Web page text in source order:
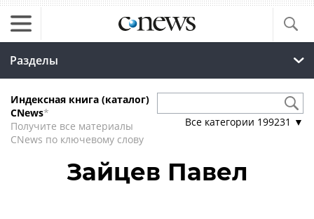
Разделы
Индексная книга (каталог)
CNews*
Получите все материалы
CNews по ключевому слову
Все категории 199231 ▼
Зайцев Павел